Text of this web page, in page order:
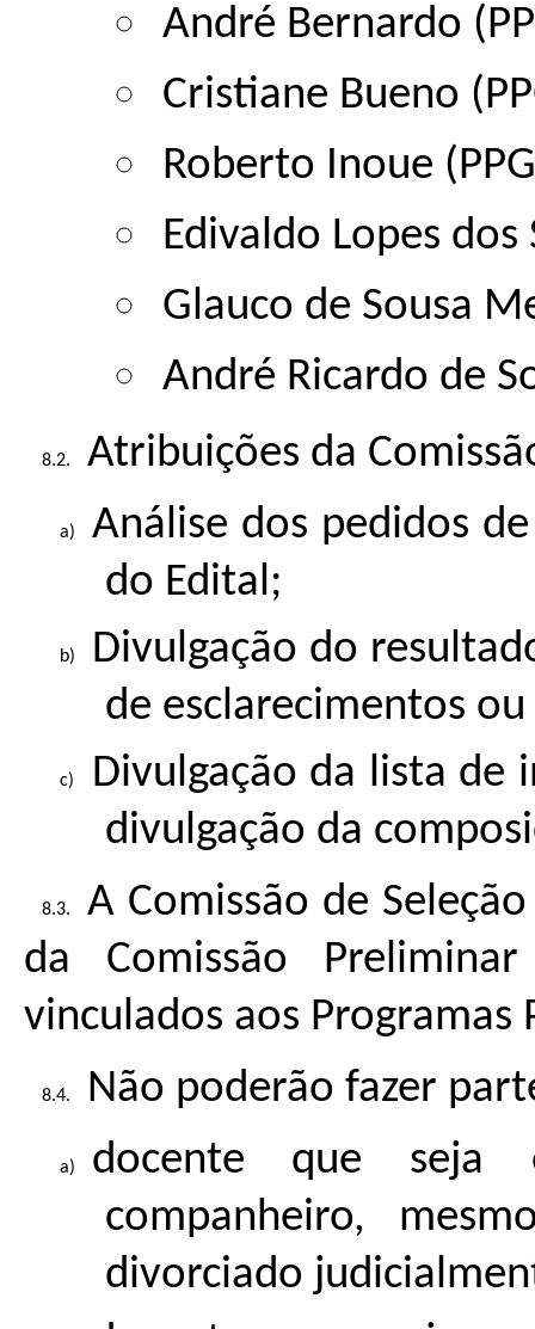
André Bernardo
Cristiane Bueno
Roberto Inoue
Edivaldo Lopes dos
Glauco de Sousa
André Ricardo de
Atribuições da
Análise dos pedidos
do Edital;
Divulgação do
de esclarecimentos
Divulgação da lista de
divulgação da
A Comissão de
da Comissão
vinculados aos
Não poderão fazer
docente que seja
companheiro,
divorciado